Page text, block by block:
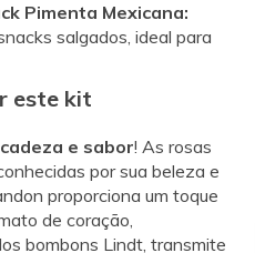
Pimenta Mexicana:
salgados, ideal para
este kit
e sabor! As rosas
por sua beleza e
proporciona um toque
de coração,
bombons Lindt, transmite